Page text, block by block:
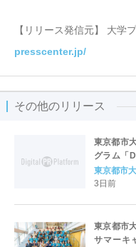
【リリース発信元】 大学
presscenter.jp/
その他のリリース
東京都市
グラム「
アーキテ
東京都市
3日前
東京都市
サマーキ